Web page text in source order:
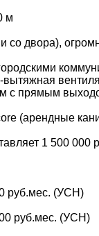
м
со двора),
с прямым
(арендные
1 500 000
руб.мес. (УСН)
руб.мес. (УСН)